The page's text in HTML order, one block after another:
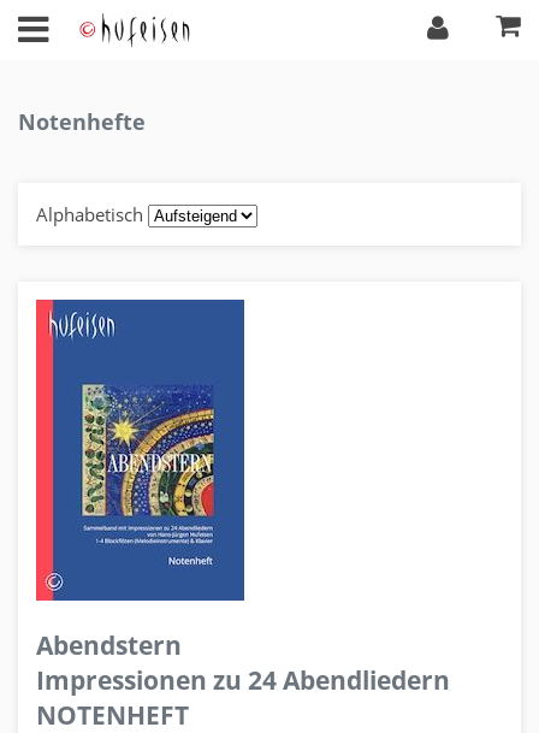
Notenhefte
Alphabetisch
Abendstern
Impressionen zu 24 Abendliedern
NOTENHEFT